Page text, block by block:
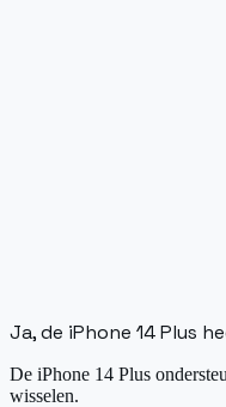
Ja, de iPhone 14 Plus
De iPhone 14 Plus
wisselen.